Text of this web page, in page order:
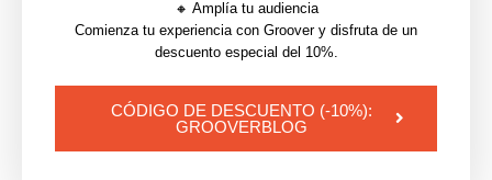
¿Necesito comprometerme a
largo plazo con Groover+?
No. Groover+ es una suscripción flexible. Puedes
🔸 Amplía tu audiencia
Comienza tu experiencia con Groover y disfruta de un
descuento especial del 10%.
CÓDIGO DE DESCUENTO (-10%):
GROOVERBLOG